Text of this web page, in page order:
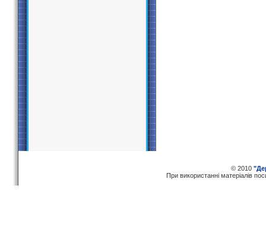
© 2010
При використаннi матерiалiв